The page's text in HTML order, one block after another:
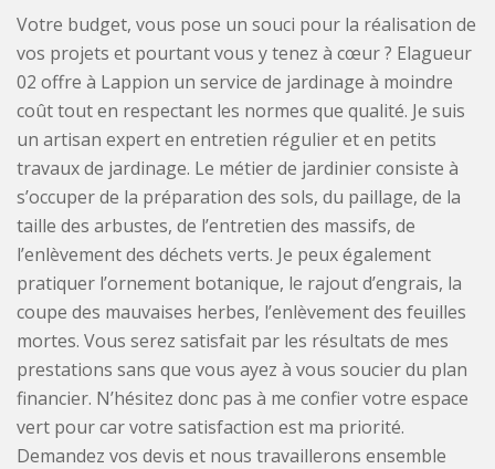
Votre budget, vous pose un souci pour la réalisation de
vos projets et pourtant vous y tenez à cœur ? Elagueur
02 offre à Lappion un service de jardinage à moindre
coût tout en respectant les normes que qualité. Je suis
un artisan expert en entretien régulier et en petits
travaux de jardinage. Le métier de jardinier consiste à
s’occuper de la préparation des sols, du paillage, de la
taille des arbustes, de l’entretien des massifs, de
l’enlèvement des déchets verts. Je peux également
pratiquer l’ornement botanique, le rajout d’engrais, la
coupe des mauvaises herbes, l’enlèvement des feuilles
mortes. Vous serez satisfait par les résultats de mes
prestations sans que vous ayez à vous soucier du plan
financier. N’hésitez donc pas à me confier votre espace
vert pour car votre satisfaction est ma priorité.
Demandez vos devis et nous travaillerons ensemble